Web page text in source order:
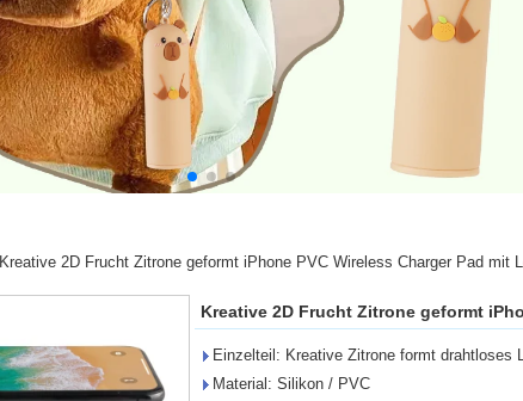
Kreative 2D Frucht Zitrone geformt iPhone PVC Wireless Charger Pad mit
Kreative 2D Frucht Zitrone geformt
Einzelteil: Kreative Zitrone formt drahtloses
Material: Silikon / PVC